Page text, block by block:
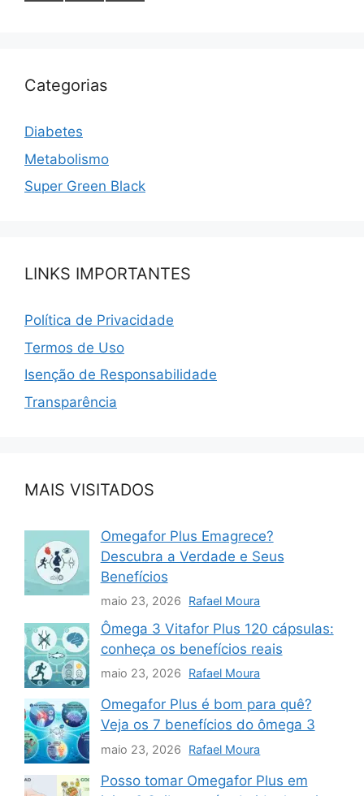
Categorias
Diabetes
Metabolismo
Super Green Black
LINKS IMPORTANTES
Política de Privacidade
Termos de Uso
Isenção de Responsabilidade
Transparência
MAIS VISITADOS
Omegafor Plus Emagrece?
Descubra a Verdade e Seus
Benefícios
maio 23, 2026 Rafael Moura
Ômega 3 Vitafor Plus 120 cápsulas:
conheça os benefícios reais
maio 23, 2026 Rafael Moura
Omegafor Plus é bom para quê?
Veja os 7 benefícios do ômega 3
maio 23, 2026 Rafael Moura
Posso tomar Omegafor Plus em